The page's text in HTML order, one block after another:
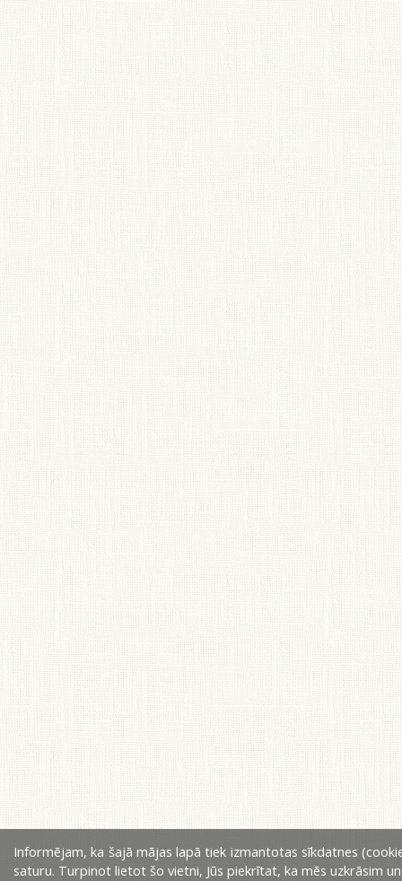
Informējam, ka šajā mājas lapā tiek izmantotas sīkdatnes
saturu. Turpinot lietot šo vietni, Jūs piekrītat, ka mēs uzkrāsim